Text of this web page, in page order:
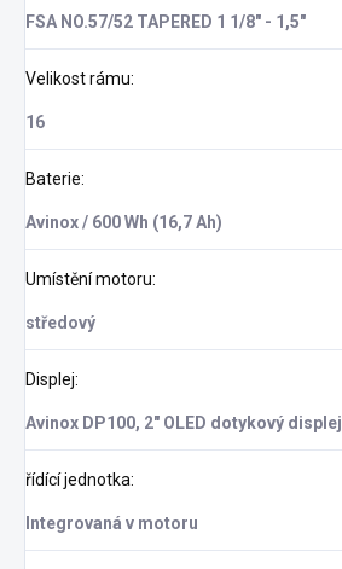
FSA NO.57/52 TAPERED 1 1/8" - 1,5"
Velikost rámu:
16
Baterie:
Avinox / 600 Wh (16,7 Ah)
Umístění motoru:
středový
Displej:
Avinox DP100, 2" OLED dotykový displej
řídící jednotka:
Integrovaná v motoru